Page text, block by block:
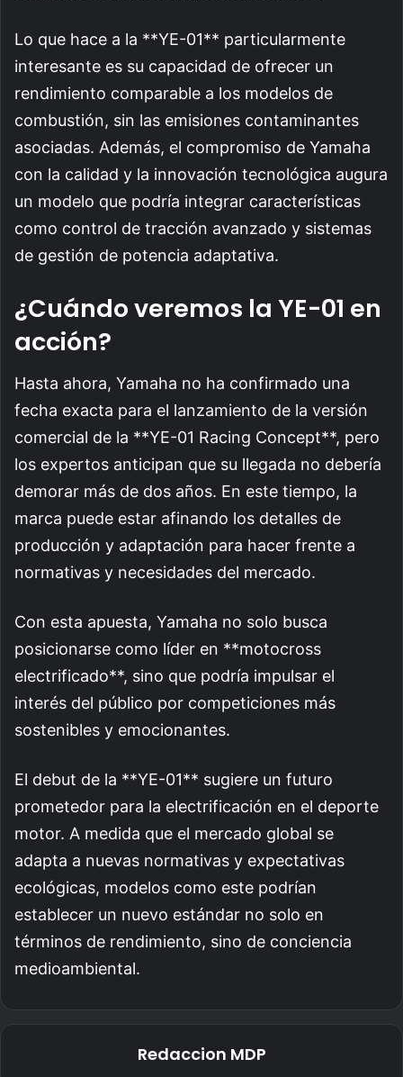
Lo que hace a la **YE-01** particularmente
interesante es su capacidad de ofrecer un
rendimiento comparable a los modelos de
combustión, sin las emisiones contaminantes
asociadas. Además, el compromiso de Yamaha
con la calidad y la innovación tecnológica augura
un modelo que podría integrar características
como control de tracción avanzado y sistemas
de gestión de potencia adaptativa.
¿Cuándo veremos la YE-01 en
acción?
Hasta ahora, Yamaha no ha confirmado una
fecha exacta para el lanzamiento de la versión
comercial de la **YE-01 Racing Concept**, pero
los expertos anticipan que su llegada no debería
demorar más de dos años. En este tiempo, la
marca puede estar afinando los detalles de
producción y adaptación para hacer frente a
normativas y necesidades del mercado.
Con esta apuesta, Yamaha no solo busca
posicionarse como líder en **motocross
electrificado**, sino que podría impulsar el
interés del público por competiciones más
sostenibles y emocionantes.
El debut de la **YE-01** sugiere un futuro
prometedor para la electrificación en el deporte
motor. A medida que el mercado global se
adapta a nuevas normativas y expectativas
ecológicas, modelos como este podrían
establecer un nuevo estándar no solo en
términos de rendimiento, sino de conciencia
medioambiental.
Redaccion MDP